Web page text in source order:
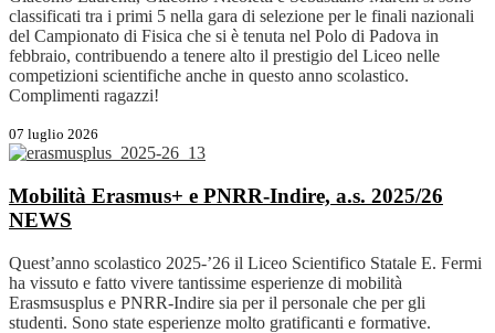
classificati tra i primi 5 nella gara di selezione per le finali nazionali
del Campionato di Fisica che si è tenuta nel Polo di Padova in
febbraio, contribuendo a tenere alto il prestigio del Liceo nelle
competizioni scientifiche anche in questo anno scolastico.
Complimenti ragazzi!
07 luglio 2026
Mobilità Erasmus+ e PNRR-Indire, a.s. 2025/26
NEWS
Quest’anno scolastico 2025-’26 il Liceo Scientifico Statale E. Fermi
ha vissuto e fatto vivere tantissime esperienze di mobilità
Erasmsusplus e PNRR-Indire sia per il personale che per gli
studenti. Sono state esperienze molto gratificanti e formative.